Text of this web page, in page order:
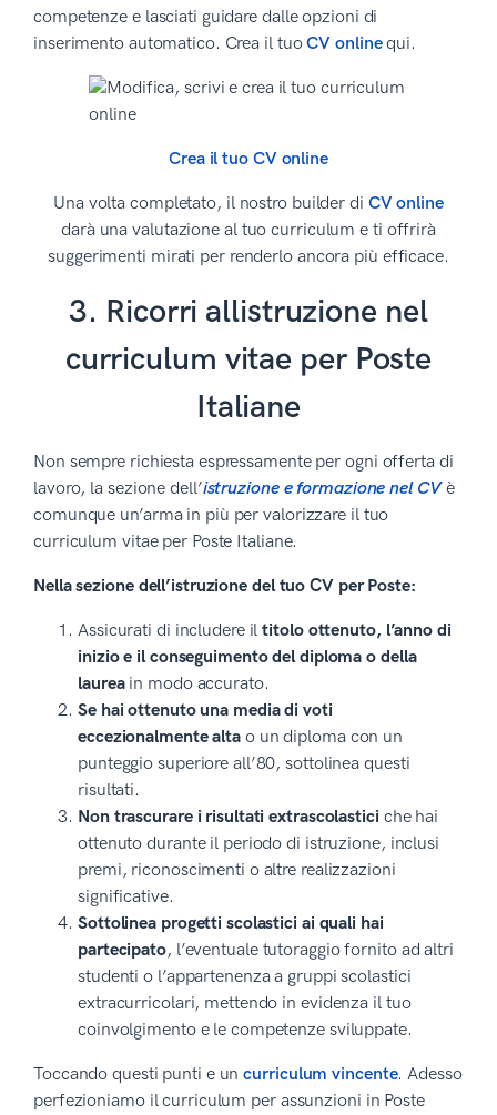
competenze e lasciati guidare dalle opzioni di
inserimento automatico. Crea il tuo CV onlinequi.
Crea il tuo CV online
Una volta completato, il nostro builder di CV online
darà una valutazione al tuo curriculum e ti offrirà
suggerimenti mirati per renderlo ancora più efficace.
3. Ricorri allistruzione nel
curriculum vitae per Poste
Italiane
Non sempre richiesta espressamente per ogni offerta di
lavoro, la sezione dell’istruzione e formazione nel CVè
comunque un’arma in più per valorizzare il tuo
curriculum vitae per Poste Italiane.
Nella sezione dell’istruzione del tuo CV per Poste:
Assicurati di includere iltitolo ottenuto, l’anno di
inizio e il conseguimento del diploma o della
laureain modo accurato.
Se hai ottenuto una media di voti
eccezionalmente alta o un diploma con un
punteggio superiore all’80, sottolinea questi
risultati.
Non trascurare i risultati extrascolastici che hai
ottenuto durante il periodo di istruzione, inclusi
premi, riconoscimenti o altre realizzazioni
significative.
Sottolinea progetti scolastici ai quali hai
partecipato, l’eventuale tutoraggio fornito ad altri
studenti o l’appartenenza a gruppi scolastici
extracurricolari, mettendo in evidenza il tuo
coinvolgimento e le competenze sviluppate.
Toccando questi punti e uncurriculum vincente. Adesso
perfezioniamo il curriculum per assunzioni in Poste